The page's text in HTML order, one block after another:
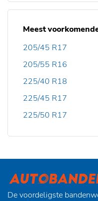
Meest
205/45 R17
205/55 R16
225/40 R18
225/45 R17
225/50 R17
De voordeligste